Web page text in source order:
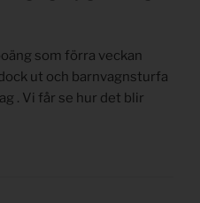
som förra veckan
ut och barnvagnsturfa
. Vi får se hur det blir